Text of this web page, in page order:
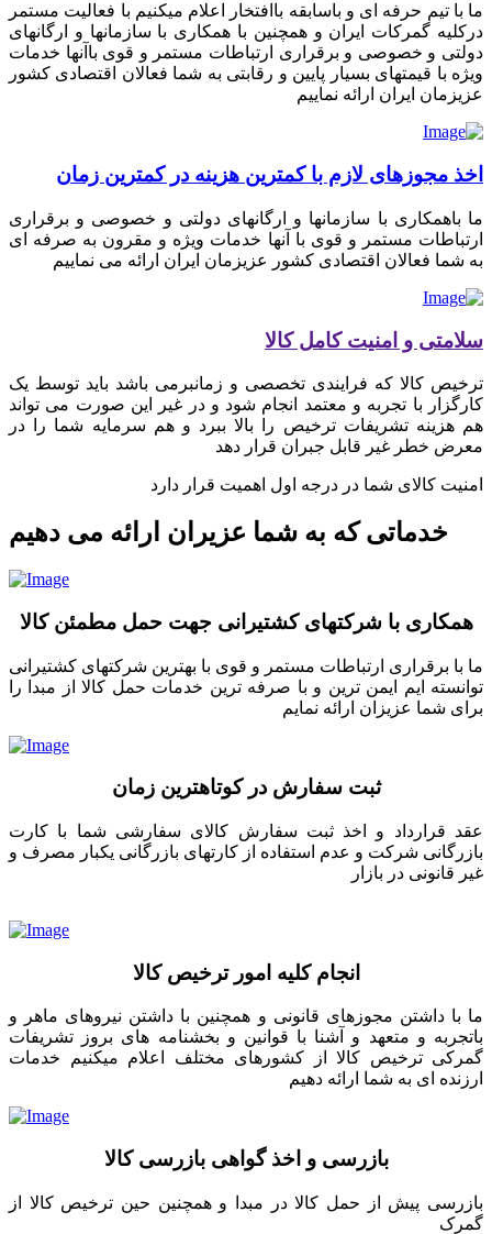
ما با تیم حرفه ای و باسابقه باافتخار اعلام میکنیم با فعالیت مستمر
درکلیه گمرکات ایران و همچنین با همکاری با سازمانها و ارگانهای
دولتی و خصوصی و برقراری ارتباطات مستمر و قوی باآنها خدمات
ویژه با قیمتهای بسیار پایین و رقابتی به شما فعالان اقتصادی کشور
عزیزمان ایران ارائه نماییم
اخذ مجوزهای لازم با کمترین هزینه در کمترین زمان
ما باهمکاری با سازمانها و ارگانهای دولتی و خصوصی و برقراری
ارتباطات مستمر و قوی با آنها خدمات ویژه و مقرون به صرفه ای
به شما فعالان اقتصادی کشور عزیزمان ایران ارائه می نماییم
سلامتی و امنیت کامل کالا
ترخیص کالا که فرایندی تخصصی و زمانبرمی باشد باید توسط یک
کارگزار با تجربه و معتمد انجام شود و در غیر این صورت می تواند
هم هزینه تشریفات ترخیص را بالا ببرد و هم سرمایه شما را در
معرض خطر غیر قابل جبران قرار دهد
امنیت کالای شما در درجه اول اهمیت قرار دارد
خدماتی که به شما عزیران ارائه می دهیم
همکاری با شرکتهای کشتیرانی جهت حمل مطمئن کالا
ما با برقراری ارتباطات مستمر و قوی با بهترین شرکتهای کشتیرانی
توانسته ایم ایمن ترین و با صرفه ترین خدمات حمل کالا از مبدا را
برای شما عزیزان ارائه نمایم
ثبت سفارش در کوتاهترین زمان
عقد قرارداد و اخذ ثبت سفارش کالای سفارشی شما با کارت
بازرگانی شرکت و عدم استفاده از کارتهای بازرگانی یکبار مصرف و
غیر قانونی در بازار
انجام کلیه امور ترخیص کالا
ما با داشتن مجوزهای قانونی و همچنین با داشتن نیروهای ماهر و
باتجربه و متعهد و آشنا با قوانین و بخشنامه های بروز تشریفات
گمرکی ترخیص کالا از کشورهای مختلف اعلام میکنیم خدمات
ارزنده ای به شما ارائه دهیم
بازرسی و اخذ گواهی بازرسی کالا
بازرسی پیش از حمل کالا در مبدا و همچنین حین ترخیص کالا از
گمرک